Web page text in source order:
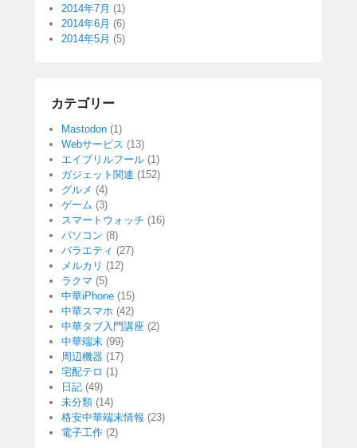
2014年7月 (1)
2014年6月 (6)
2014年5月 (5)
カテゴリー
Mastodon (1)
Webサービス (13)
エイプリルフール (1)
ガジェット関連 (152)
グルメ (4)
ゲーム (3)
スマートウォッチ (16)
パソコン (8)
バラエティ (27)
メルカリ (12)
ラクマ (5)
中華iPhone (15)
中華スマホ (42)
中華タブ入門講座 (2)
中華端末 (99)
周辺機器 (17)
宅配テロ (1)
日記 (49)
未分類 (14)
格安中華端末情報 (23)
電子工作 (2)